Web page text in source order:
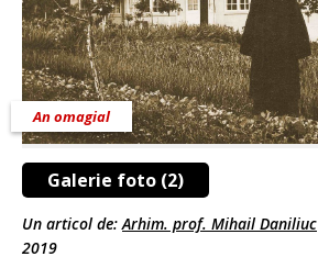
Galerie foto (2)
An omagial
Un articol de: Arhim. prof. Mihail Daniliuc
2019